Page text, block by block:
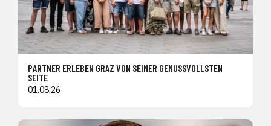
PARTNER ERLEBEN GRAZ VON SEINER GENUSSVOLLSTEN
SEITE
01.08.26